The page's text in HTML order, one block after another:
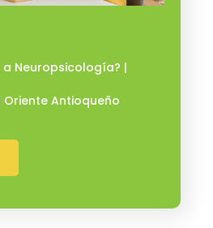
a Neuropsicología? |
Antioqueño